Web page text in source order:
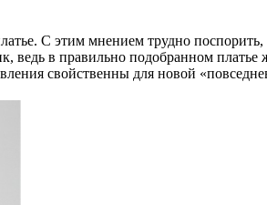
С этим мнением трудно
в правильно подобранном
свойственны для новой